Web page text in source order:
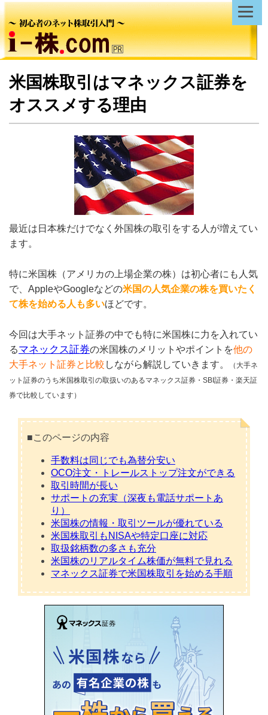
米国株取引はマネックス証券を
オススメする理由
最近は日本株だけでなく外国株の取引をする人が増えてい
ます。
特に米国株（アメリカの上場企業の株）は初心者にも人気
で、AppleやGoogleなどの米国の人気企業の株を買いたく
て株を始める人も多いほどです。
今回は大手ネット証券の中でも特に米国株に力を入れてい
るマネックス証券の米国株のメリットやポイントを他の
大手ネット証券と比較 しながら解説していきます。
（大手ネ
ット証券のうち米国株取引の取扱いのあるマネックス証券・SBI証券・楽天証
券で比較しています）
■このページの内容
手数料は同じでも為替分安い
OCO注文・トレールストップ注文ができる
取引時間が長い
サポートの充実（深夜も電話サポートあ
り）
米国株の情報・取引ツールが優れている
米国株取引もNISAや特定口座に対応
取扱銘柄数の多さも充分
米国株のリアルタイム株価が無料で見れる
マネックス証券で米国株取引を始める手順